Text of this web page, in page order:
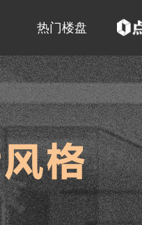
热门楼盘